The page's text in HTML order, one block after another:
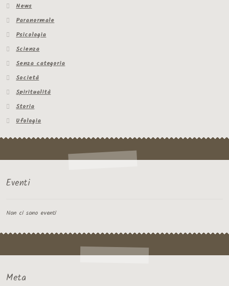
News
Paranormale
Psicologia
Scienza
Senza categoria
Società
Spiritualità
Storia
Ufologia
Eventi
Non ci sono eventi
Meta